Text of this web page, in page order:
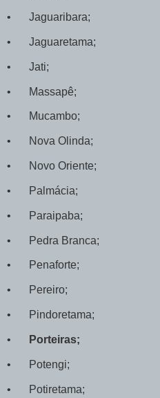
• Jaguaribara;
• Jaguaretama;
• Jati;
• Massapê;
• Mucambo;
• Nova Olinda;
• Novo Oriente;
• Palmácia;
• Paraipaba;
• Pedra Branca;
• Penaforte;
• Pereiro;
• Pindoretama;
• Porteiras;
• Potengi;
• Potiretama;